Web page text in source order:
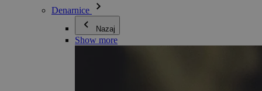
Denarnice
Nazaj
Show more